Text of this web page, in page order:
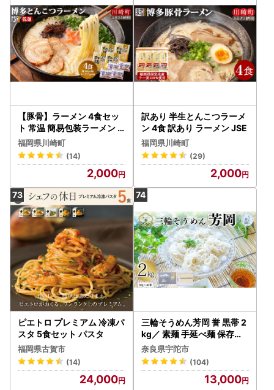
【豚骨】ラーメン 4食セッ
ト 常温 簡易包装ラーメン J
SE
福岡県川崎町
(14)
2,000
訳あり 半生とんこつラーメ
ン 4食 訳あり ラーメン JSE
福岡県川崎町
(29)
2,000
ピエトロ プレミアム 冷凍パ
スタ 5食セット パスタ
福岡県古賀市
(14)
24,000
三輪そうめん芳岡 誉 黒帯 2
kg／ 素麺 手延べ麺 保存食
温かい 鍋の締め 化粧箱 お
取り寄せ ギフト 奈良県 宇
陀市 ふるさと納税
奈良県宇陀市
(104)
13,000